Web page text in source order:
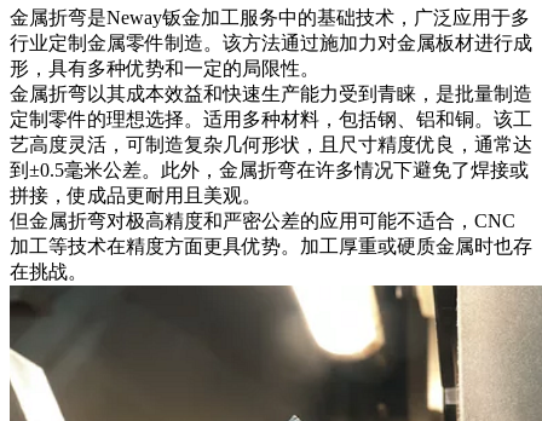
金属折弯是Neway钣金加工服务中的基础技术，广泛应用于多
行业定制金属零件制造。该方法通过施加力对金属板材进行成
形，具有多种优势和一定的局限性。
金属折弯以其成本效益和快速生产能力受到青睐，是批量制造
定制零件的理想选择。适用多种材料，包括钢、铝和铜。该工
艺高度灵活，可制造复杂几何形状，且尺寸精度优良，通常达
到±0.5毫米公差。此外，金属折弯在许多情况下避免了焊接或
拼接，使成品更耐用且美观。
但金属折弯对极高精度和严密公差的应用可能不适合，CNC
加工等技术在精度方面更具优势。加工厚重或硬质金属时也存
在挑战。